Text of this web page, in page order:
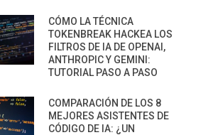
CÓMO LA TÉCNICA
TOKENBREAK HACKEA LOS
FILTROS DE IA DE OPENAI,
ANTHROPIC Y GEMINI:
TUTORIAL PASO A PASO
COMPARACIÓN DE LOS 8
MEJORES ASISTENTES DE
CÓDIGO DE IA: ¿UN